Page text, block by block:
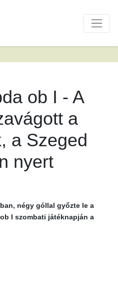
ob I - A
a
a Szeged
nyert
négy góllal győzte le a
I szombati játéknapján a